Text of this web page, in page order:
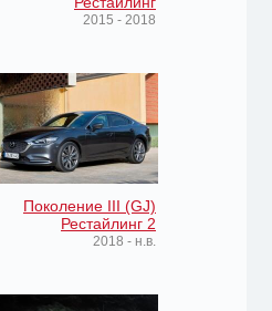
2015 - 2018
Поколение III (GJ)
Рестайлинг 2
2018 - н.в.